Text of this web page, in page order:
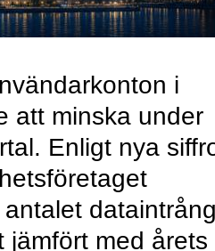
i
att minska under
Enligt nya
jämfört med årets